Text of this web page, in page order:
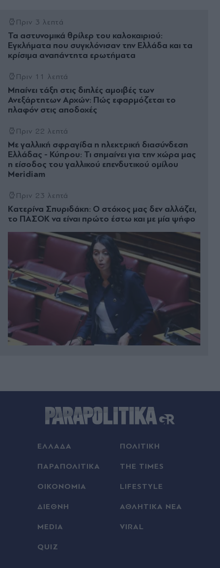
Πριν 3 λεπτά
Τα αστυνομικά θρίλερ του καλοκαιριού:
Εγκλήματα που συγκλόνισαν την Ελλάδα και τα
κρίσιμα αναπάντητα ερωτήματα
Πριν 11 λεπτά
Μπαίνει τάξη στις διπλές αμοιβές των
Ανεξάρτητων Αρχών: Πώς εφαρμόζεται το
πλαφόν στις αποδοχές
Πριν 22 λεπτά
Με γαλλική σφραγίδα η ηλεκτρική διασύνδεση
Ελλάδας - Κύπρου: Τι σημαίνει για την χώρα μας
η είσοδος του γαλλικού επενδυτικού ομίλου
Meridiam
Πριν 23 λεπτά
Kατερίνα Σπυριδάκη: Ο στόχος μας δεν αλλάζει,
το ΠΑΣΟΚ να είναι πρώτο έστω και με μία ψήφο
Ιράν-Ομάν - Στο τελικό στάδιο οι
Γερμανία: "Το περιστατικό με το μη επανδρωμένο
αεροσκάφος στη Λειψία που έφερε εκρηκτικό
μηχανισμό συνιστά μια νέα διάσταση στις
Εσωτερικών
ΕΛΛΑΔΑ ΠΟΛΙΤΙΚΗ
ΠΑΡΑΠΟΛΙΤΙΚΑ THE TIMES
ΟΙΚΟΝΟΜΙΑ LIFESTYLE
ΔΙΕΘΝΗ ΑΘΛΗΤΙΚΑ ΝΕΑ
MEDIA VIRAL
QUIZ